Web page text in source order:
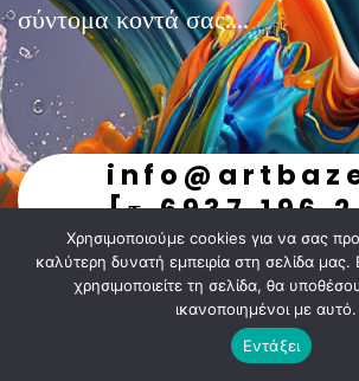
σύντομα κοντά σας....
undefined
Χρησιμοποιούμε cookies για να σας
καλύτερη δυνατή εμπειρία στη σελίδα
χρησιμοποιείτε τη σελίδα, θα
ικανοποιημένοι με αυτό.
Εντάξει